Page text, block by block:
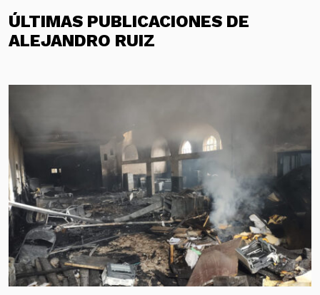
ÚLTIMAS PUBLICACIONES DE
ALEJANDRO RUIZ